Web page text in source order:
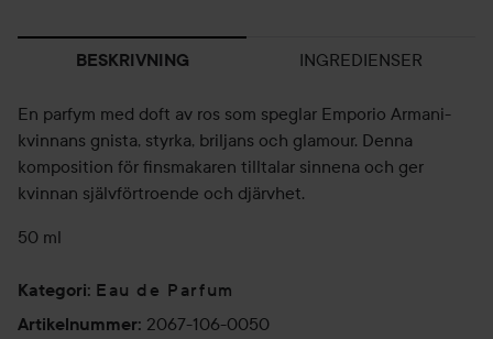
BESKRIVNING INGREDIENSER
En parfym med doft av ros som speglar Emporio Armani-
kvinnans gnista, styrka, briljans och glamour. Denna
komposition för finsmakaren tilltalar sinnena och ger
kvinnan självförtroende och djärvhet.
50 ml
Kategori: Eau de Parfum
Artikelnummer: 2067-106-0050